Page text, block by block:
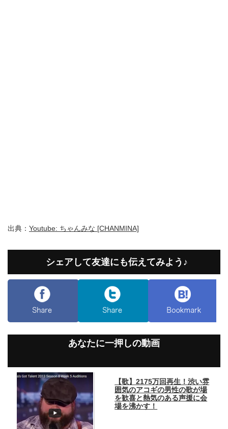
出典： Youtube: ちゃんみな [CHANMINA]
シェアして友達にも伝えてみよう♪
あなたに一押しの動画
【歌】2175万回再生！渋い雰
囲気のアコギの男性の歌が場
を歓喜と熱気のある声援に会
場を沸かす！